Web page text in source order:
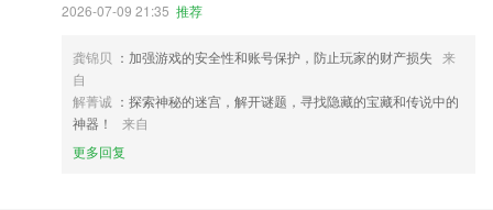
2026-07-09 21:35 推荐
龚锦贝 ：加强游戏的安全性和账号保护，防止玩家的财产损失 来
自
解菁诚 ：探索神秘的迷宫，解开谜题，寻找隐藏的宝藏和传说中的
神器！
来自
更多回复